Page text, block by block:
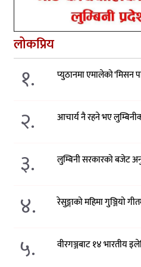
लोकप्रिय
१. प्युठानमा एमालेको ‘मिसन
२. आचार्य नै रहने भए
३. लुम्बिनी सरकारको बजेट
४. रेसुङ्गाको महिमा गुञ्जियो
५. वीरगञ्जबाट १४ भारतीय